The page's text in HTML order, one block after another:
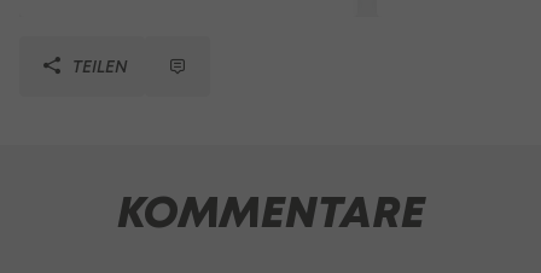
TEILEN
KOMMENTARE